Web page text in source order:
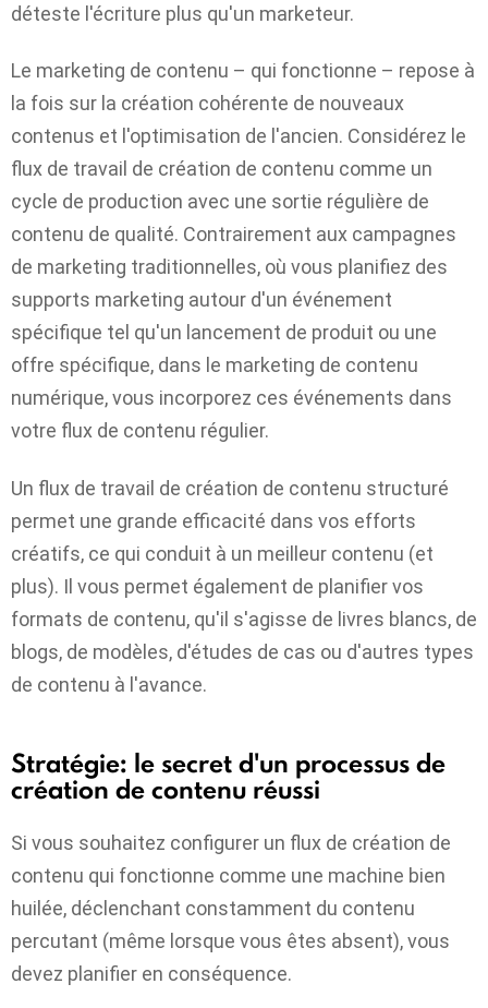
déteste l'écriture plus qu'un marketeur.
Le marketing de contenu – qui fonctionne – repose à
la fois sur la création cohérente de nouveaux
contenus et l'optimisation de l'ancien. Considérez le
flux de travail de création de contenu comme un
cycle de production avec une sortie régulière de
contenu de qualité. Contrairement aux campagnes
de marketing traditionnelles, où vous planifiez des
supports marketing autour d'un événement
spécifique tel qu'un lancement de produit ou une
offre spécifique, dans le marketing de contenu
numérique, vous incorporez ces événements dans
votre flux de contenu régulier.
Un flux de travail de création de contenu structuré
permet une grande efficacité dans vos efforts
créatifs, ce qui conduit à un meilleur contenu (et
plus). Il vous permet également de planifier vos
formats de contenu, qu'il s'agisse de livres blancs, de
blogs, de modèles, d'études de cas ou d'autres types
de contenu à l'avance.
Stratégie: le secret d'un processus de
création de contenu réussi
Si vous souhaitez configurer un flux de création de
contenu qui fonctionne comme une machine bien
huilée, déclenchant constamment du contenu
percutant (même lorsque vous êtes absent), vous
devez planifier en conséquence.